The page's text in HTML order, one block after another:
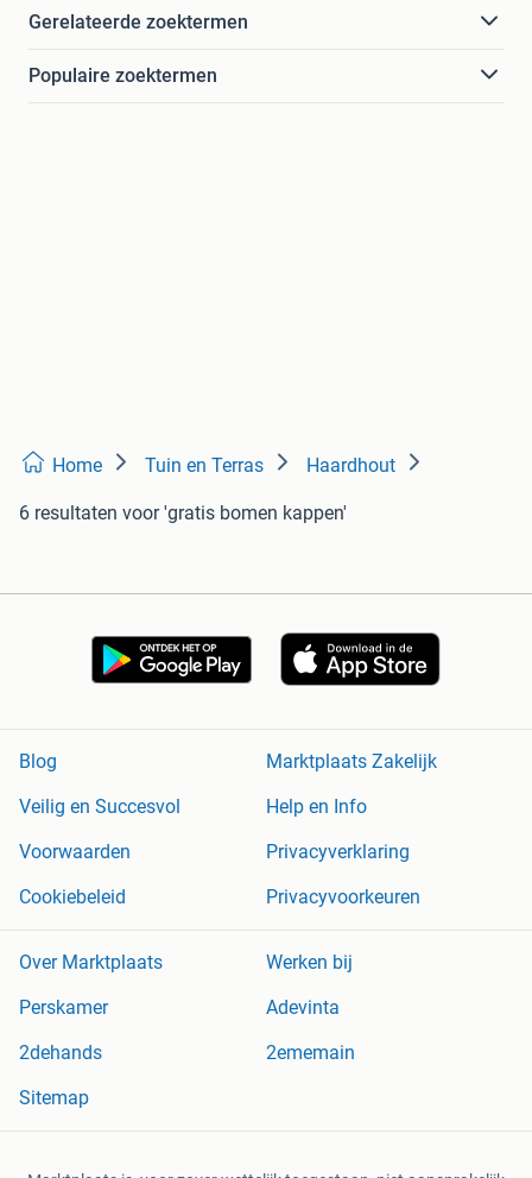
Gerelateerde zoektermen
Populaire zoektermen
Home Tuin en Terras Haardhout
6 resultaten voor 'gratis bomen kappen'
Blog
Marktplaats Zakelijk
Veilig en Succesvol
Help en Info
Voorwaarden
Privacyverklaring
Cookiebeleid
Privacyvoorkeuren
Over Marktplaats
Werken bij
Perskamer
Adevinta
2dehands
2ememain
Sitemap